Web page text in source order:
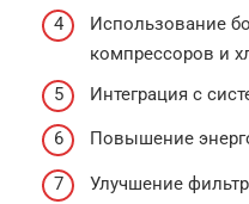
Использование
компрессоров и
Интеграция с
Повышение
Улучшение